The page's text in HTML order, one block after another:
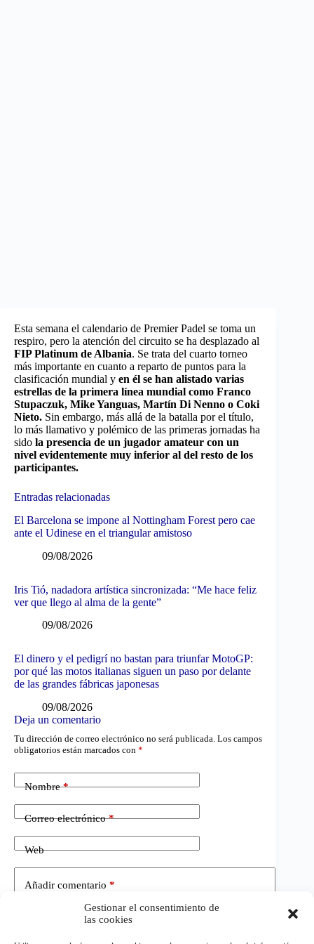
Gestionar el consentimiento de
las cookies
Esta semana el calendario de Premier Padel se toma un
respiro, pero la atención del circuito se ha desplazado al
FIP Platinum de Albania. Se trata del cuarto torneo
más importante en cuanto a reparto de puntos para la
clasificación mundial y en él se han alistado varias
estrellas de la primera línea mundial como Franco
Stupaczuk, Mike Yanguas, Martín Di Nenno o Coki
Nieto. Sin embargo, más allá de la batalla por el título,
lo más llamativo y polémico de las primeras jornadas ha
sido la presencia de un jugador amateur con un
nivel evidentemente muy inferior al del resto de los
participantes.
Entradas relacionadas
El Barcelona se impone al Nottingham Forest pero cae
ante el Udinese en el triangular amistoso
09/08/2026
Iris Tió, nadadora artística sincronizada: “Me hace feliz
ver que llego al alma de la gente”
09/08/2026
El dinero y el pedigrí no bastan para triunfar MotoGP:
por qué las motos italianas siguen un paso por delante
de las grandes fábricas japonesas
09/08/2026
Deja un comentario
Tu dirección de correo electrónico no será publicada. Los campos
obligatorios están marcados con *
Nombre*
Correo electrónico*
Web
Añadir comentario *